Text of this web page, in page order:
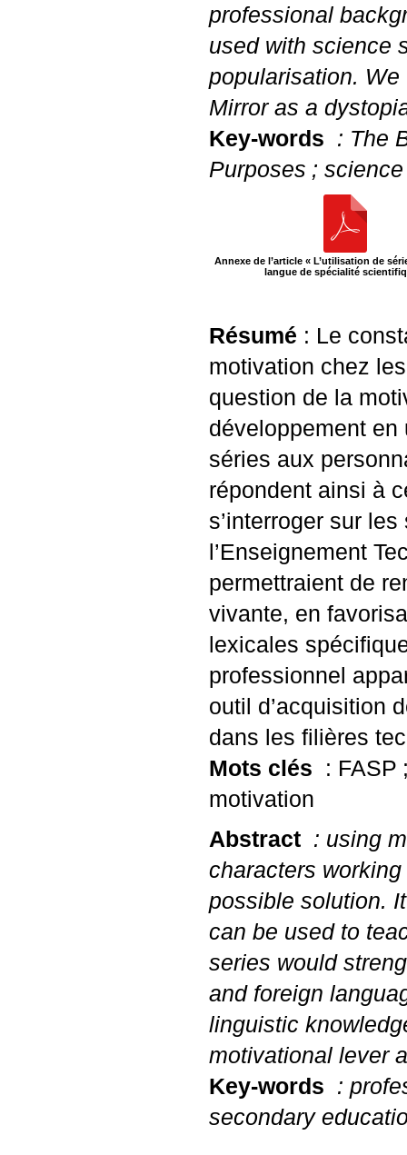
professional
used with science
popularisation.
Mirror as a
Key-words : The
Purposes ; science
Annexe de l’article « L’utilisation de
langue de spécialité
Résumé : Le
motivation chez
question de la
développement
séries aux
répondent ainsi à
s’interroger sur
l’Enseignement
permettraient de
vivante, en
lexicales
professionnel
outil d’acquisition
dans les filières
Mots clés
: FASP
motivation
Abstract : using
characters
possible solution.
can be used to
series would
and foreign
linguistic
motivational lever
Key-words :
secondary